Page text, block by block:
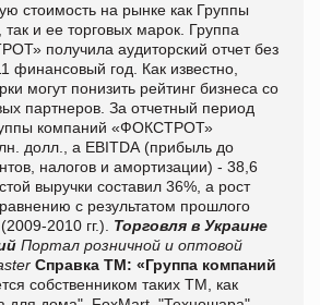
стоимость на рынке как Группы
и ее торговых марок. Группа
получила аудиторский отчет без
финансовый год. Как известно,
могут понизить рейтинг бизнеса со
партнеров. За отчетный период
компаний «ФОКСТРОТ»
долл., а EBITDA (прибыль до
налогов и амортизации) - 38,6
выручки составил 36%, а рост
с результатом прошлого
2010 гг.). Торговля в Украине
Портал розничной и оптовой
Справка ТМ: «Группа компаний
собственником таких ТМ , как